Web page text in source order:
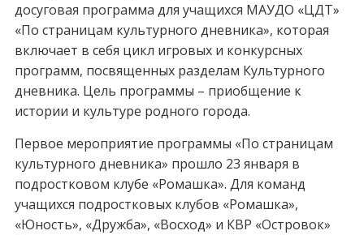
досуговая программа для учащихся МАУДО «ЦДТ»
«По страницам культурного дневника», которая
включает в себя цикл игровых и конкурсных
программ, посвященных разделам Культурного
дневника. Цель программы – приобщение к
истории и культуре родного города.
Первое мероприятие программы «По страницам
культурного дневника» прошло 23 января в
подростковом клубе «Ромашка». Для команд
учащихся подростковых клубов «Ромашка»,
«Юность», «Дружба», «Восход» и КВР «Островок»